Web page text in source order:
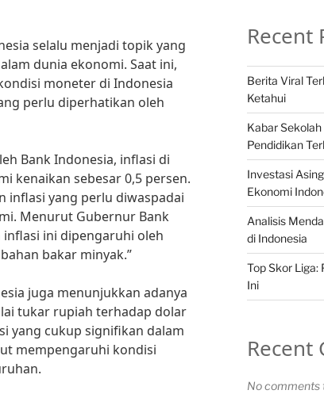
selalu menjadi topik yang
dunia ekonomi. Saat ini,
moneter di Indonesia
perlu diperhatikan oleh
Bank Indonesia, inflasi di
kenaikan sebesar 0,5 persen.
inflasi yang perlu diwaspadai
Menurut Gubernur Bank
inflasi ini dipengaruhi oleh
bakar minyak.”
juga menunjukkan adanya
tukar rupiah terhadap dolar
yang cukup signifikan dalam
mempengaruhi kondisi
Recent
Berita Viral
Ketahui
Kabar
Pendidikan
Investasi
Ekonomi
Analisis
di Indonesia
Top Skor Liga:
Ini
Recent
No comments